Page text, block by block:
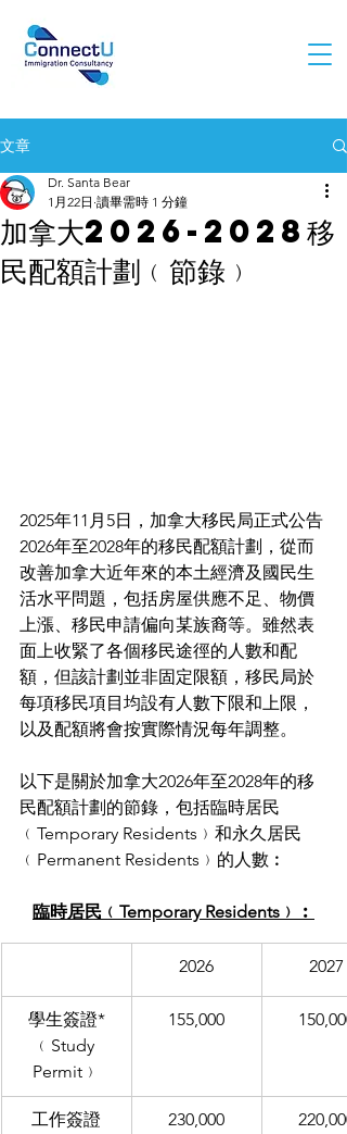
文章
加拿大2026-2028移
民配額計劃﹙節錄﹚
Dr. Santa Bear
1月22日 讀畢需時 1 分鐘
2025年11月5日，加拿大移民局正式公告
2026年至2028年的移民配額計劃，從而
改善加拿大近年來的本土經濟及國民生
活水平問題，包括房屋供應不足、物價
上漲、移民申請偏向某族裔等。雖然表
面上收緊了各個移民途徑的人數和配
額，但該計劃並非固定限額，移民局於
每項移民項目均設有人數下限和上限，
以及配額將會按實際情況每年調整。
以下是關於加拿大2026年至2028年的移
民配額計劃的節錄，包括臨時居民
﹙Temporary Residents﹚和永久居民
﹙Permanent Residents﹚的人數︰
臨時居民﹙Temporary Residents﹚︰
2026 2027
學生簽證*
﹙Study
Permit﹚
155,000 150,000
工作簽證
230,000 220,000